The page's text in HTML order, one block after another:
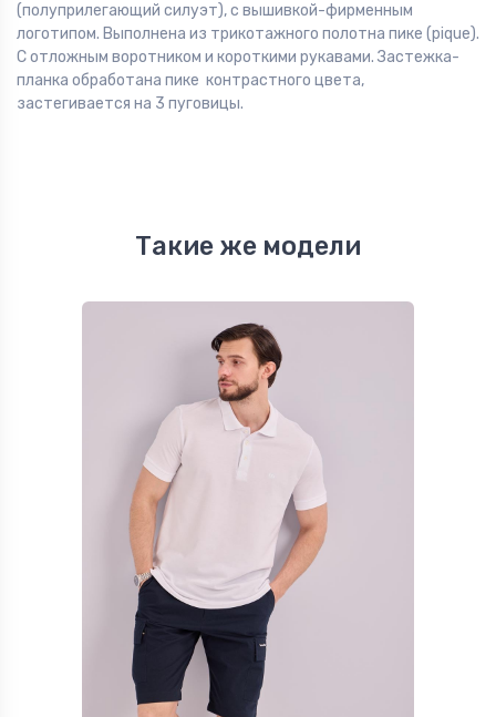
(полуприлегающий силуэт), с вышивкой-фирменным
логотипом. Выполнена из трикотажного полотна пике (pique).
С отложным воротником и короткими рукавами. Застежка-
планка обработана пике контрастного цвета,
застегивается на 3 пуговицы.
Такие же модели